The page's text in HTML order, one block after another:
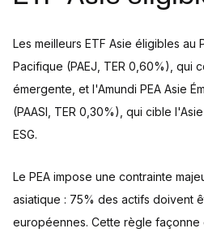
Les meilleurs ETF Asie éligibles au
Pacifique (PAEJ, TER 0,60%), qui
émergente, et l'Amundi PEA Asie
(PAASI, TER 0,30%), qui cible
ESG.
Le PEA impose une contrainte
asiatique : 75% des actifs doivent
européennes. Cette règle façonne